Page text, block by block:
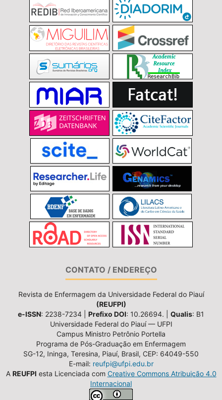
CONTATO / ENDEREÇO
Revista de Enfermagem da Universidade Federal do Piauí
(REUFPI)
e-ISSN: 2238-7234 | Prefixo DOI: 10.26694. | Qualis: B1
Universidade Federal do Piauí — UFPI
Campus Ministro Petrônio Portella
Programa de Pós-Graduação em Enfermagem
SG-12, Ininga, Teresina, Piauí, Brasil, CEP: 64049-550
E-mail: reufpi@ufpi.edu.br
A REUFPI esta Licenciada com Creative Commons Atribuição 4.0
Internacional